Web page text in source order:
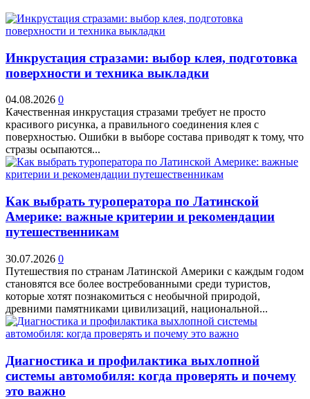
Инкрустация стразами: выбор клея, подготовка
поверхности и техника выкладки
04.08.2026 0
Качественная инкрустация стразами требует не просто
красивого рисунка, а правильного соединения клея с
поверхностью. Ошибки в выборе состава приводят к тому, что
стразы осыпаются...
Как выбрать туроператора по Латинской
Америке: важные критерии и рекомендации
путешественникам
30.07.2026 0
Путешествия по странам Латинской Америки с каждым годом
становятся все более востребованными среди туристов,
которые хотят познакомиться с необычной природой,
древними памятниками цивилизаций, национальной...
Диагностика и профилактика выхлопной
системы автомобиля: когда проверять и почему
это важно